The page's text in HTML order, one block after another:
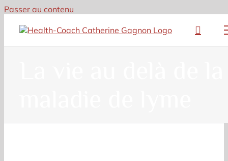
Passer au contenu